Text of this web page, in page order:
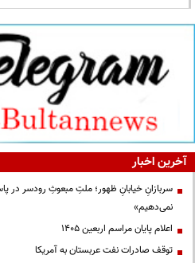
آخرین اخبار
سربازانِ خیابانِ ظهور؛ ملتِ مبعوثِ رودسر در
نمی‌دهیم»
اعلام پایان مراسم اربعین ۱۴۰۵
توقف صادرات نفت عربستان به آمریکا